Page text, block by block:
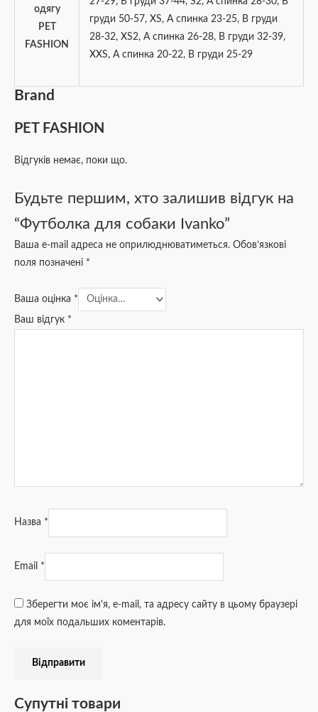
одягу
PET
FASHION
груди 50-57, XS, А спинка 23-25, В груди
28-32, XS2, А спинка 26-28, В груди 32-39,
XXS, А спинка 20-22, B груди 25-29
Brand
PET FASHION
Відгуків немає, поки що.
Будьте першим, хто залишив відгук на
“Футболка для собаки Ivanko”
Ваша e-mail адреса не оприлюднюватиметься. Обов’язкові
поля позначені *
Ваша оцінка *
Ваш відгук *
Назва *
Email *
Зберегти моє ім'я, e-mail, та адресу сайту в цьому браузері
для моїх подальших коментарів.
Супутні товари